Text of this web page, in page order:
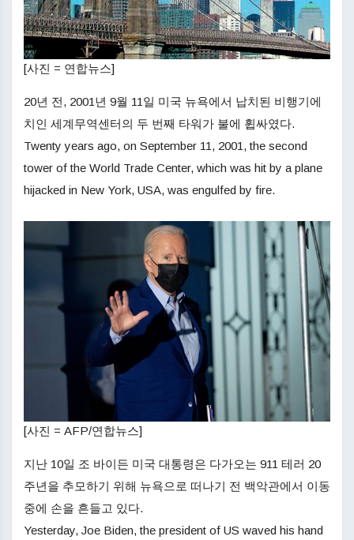
[사진 = 연합뉴스]
20년 전, 2001년 9월 11일 미국 뉴욕에서 납치된 비행기에
치인 세계무역센터의 두 번째 타워가 불에 휩싸였다.
Twenty years ago, on September 11, 2001, the second
tower of the World Trade Center, which was hit by a plane
hijacked in New York, USA, was engulfed by fire.
[사진 = AFP/연합뉴스]
지난 10일 조 바이든 미국 대통령은 다가오는 911 테러 20
주년을 추모하기 위해 뉴욕으로 떠나기 전 백악관에서 이동
중에 손을 흔들고 있다.
Yesterday, Joe Biden, the president of US waved his hand